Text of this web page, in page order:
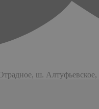
ш. Алтуфьевское,